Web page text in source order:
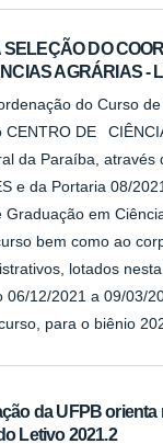
DO
AGRÁRIAS -
do Curso
CENTRO DE
da Paraíba, através
e da Portaria 08/
em
bem como ao
lotados
12/2021 a 09/03/
para o biênio
da UFPB
Letivo 2021.2